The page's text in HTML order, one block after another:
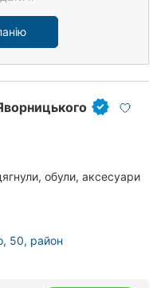
обули, аксесуари
50, район